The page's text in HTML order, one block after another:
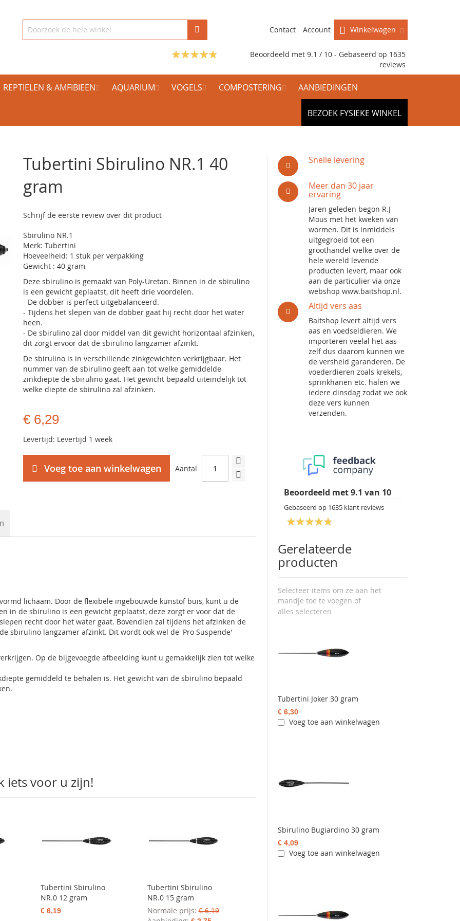
Winkelwagen
Contact Account
Beoordeeld met 9.1 / 10 - Gebaseerd op 1635
reviews
REPTIELEN & AMFIBIEËN AQUARIUM VOGELS COMPOSTERING AANBIEDINGEN
BEZOEK FYSIEKE WINKEL
Tubertini Sbirulino NR.1 40
gram
Schrijf de eerste review over dit product
Sbirulino NR.1
Merk: Tubertini
Hoeveelheid: 1 stuk per verpakking
Gewicht : 40 gram
Deze sbirulino is gemaakt van Poly-Uretan. Binnen in de sbirulino
is een gewicht geplaatst, dit heeft drie voordelen.
- De dobber is perfect uitgebalanceerd.
- Tijdens het slepen van de dobber gaat hij recht door het water
heen.
- De sbirulino zal door middel van dit gewicht horizontaal afzinken,
dit zorgt ervoor dat de sbirulino langzamer afzinkt.
De sbirulino is in verschillende zinkgewichten verkrijgbaar. Het
nummer van de sbirulino geeft aan tot welke gemiddelde
zinkdiepte de sbirulino gaat. Het gewicht bepaald uiteindelijk tot
welke diepte de sbirulino zal afzinken.
€ 6,29
Levertijd: Levertijd 1 week
Aantal
Voeg toe aan winkelwagen
Snelle levering
Meer dan 30 jaar
ervaring
Jaren geleden begon R.J
Mous met het kweken van
wormen. Dit is inmiddels
uitgegroeid tot een
groothandel welke over de
hele wereld levende
producten levert, maar ook
aan de particulier via onze
webshop www.baitshop.nl.
Altijd vers aas
Baitshop levert altijd vers
aas en voedseldieren. We
importeren veelal het aas
zelf dus daarom kunnen we
de versheid garanderen. De
voederdieren zoals krekels,
sprinkhanen etc. halen we
iedere dinsdag zodat we ook
deze vers kunnen
verzenden.
Beoordeeld met9.1 van 10
Gebaseerd op 1635 klant reviews
Gerelateerde
producten
Selecteer items om ze aan het
mandje toe te voegen of
alles selecteren
Tubertini Joker 30 gram
€ 6,30
Voeg toe aan winkelwagen
Sbirulino Bugiardino 30 gram
€ 4,09
Voeg toe aan winkelwagen
lichaam. Door de flexibele ingebouwde kunstof buis, kunt u de
in de sbirulino is een gewicht geplaatst, deze zorgt er voor dat de
recht door het water gaat. Bovendien zal tijdens het afzinken de
sbirulino langzamer afzinkt. Dit wordt ook wel de 'Pro Suspende'
Op de bijgevoegde afbeelding kunt u gemakkelijk zien tot welke
gemiddeld te behalen is. Het gewicht van de sbirulino bepaald
iets voor u zijn!
Tubertini Sbirulino
NR.0 12 gram
€ 6,19
Tubertini Sbirulino
NR.0 15 gram
Normale prijs € 6,19